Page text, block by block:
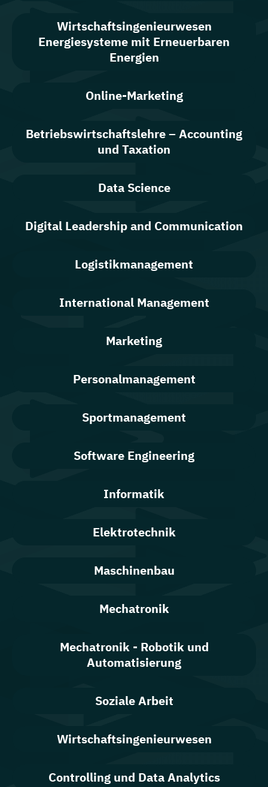
Wirtschaftsingenieurwesen
Energiesysteme mit Erneuerbaren
Energien
Online-Marketing
Betriebswirtschaftslehre – Accounting
und Taxation
Data Science
Digital Leadership and Communication
Logistikmanagement
International Management
Marketing
Personalmanagement
Sportmanagement
Software Engineering
Informatik
Elektrotechnik
Maschinenbau
Mechatronik
Mechatronik - Robotik und
Automatisierung
Soziale Arbeit
Wirtschaftsingenieurwesen
Controlling und Data Analytics